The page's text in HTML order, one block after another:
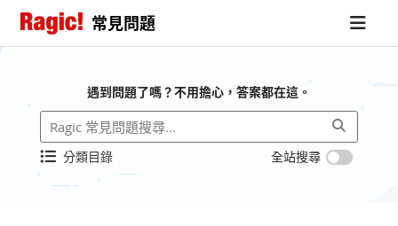
常見問題
遇到問題了嗎？不用擔心，答案都在這。
分類目錄 全站搜尋